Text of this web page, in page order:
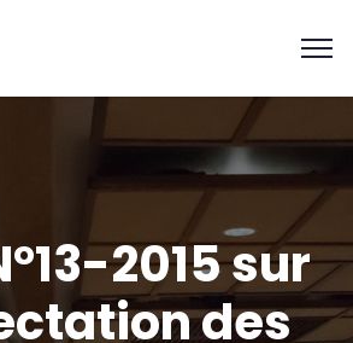
2015 sur
des